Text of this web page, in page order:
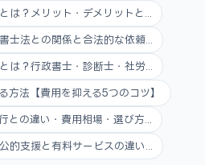
は？メリット・デメリットと...
士法との関係と合法的な依頼...
は？行政書士・診断士・社労...
方法【費用を抑える5つのコツ】
との違い・費用相場・選び方...
的支援と有料サービスの違い...